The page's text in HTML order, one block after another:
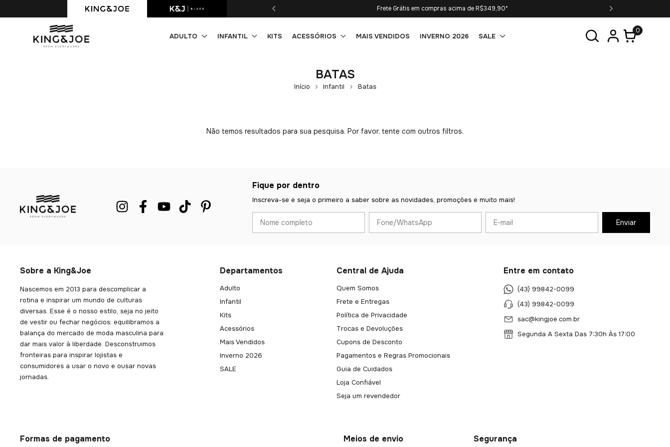
Parcelamento 6x s/juros. Frete Grátis em compras acima de R$349,90*
ADULTO INFANTIL KITS ACESSÓRIOS MAIS VENDIDOS INVERNO 2026 SALE
0
BATAS
Início Infantil Batas
Não temos resultados para sua pesquisa. Por favor, tente com outros filtros.
Fique por dentro
Inscreva-se e seja o primeiro a saber sobre as novidades, promoções e muito mais!
Sobre a King&Joe
Nascemos em 2013 para descomplicar a
rotina e inspirar um mundo de culturas
diversas. Esse é o nosso estilo, seja no jeito
de vestir ou fechar negócios: equilibramos a
balança do mercado de moda masculina para
dar mais valor à liberdade. Desconstruimos
fronteiras para inspirar lojistas e
consumidores a usar o novo e ousar novas
jornadas.
Departamentos
Adulto
Infantil
Kits
Acessórios
Mais Vendidos
Inverno 2026
SALE
Central de Ajuda
Quem Somos
Frete e Entregas
Política de Privacidade
Trocas e Devoluções
Cupons de Desconto
Pagamentos e Regras Promocionais
Guia de Cuidados
Loja Confiável
Seja um revendedor
Entre em contato
(43) 99842-0099
(43) 99842-0099
sac@kingjoe.com.br
Segunda A Sexta Das 7:30h Às 17:00
Formas de pagamento Meios de envio Segurança